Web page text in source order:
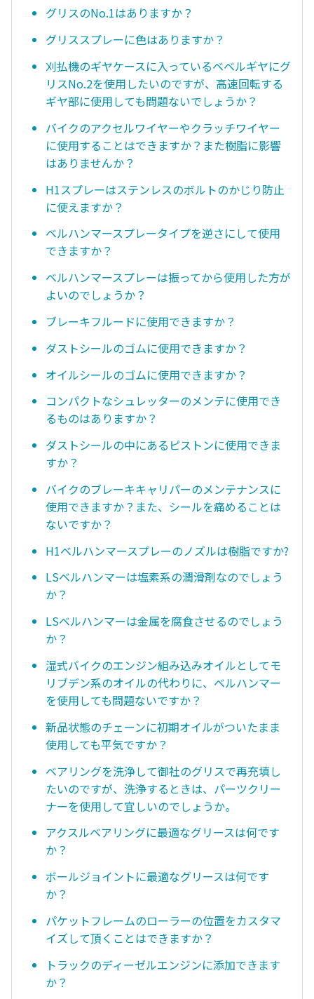
グリスのNo.1はありますか？
グリススプレーに色はありますか？
刈払機のギヤケースに入っているベベルギヤにグ
リスNo.2を使用したいのですが、高速回転する
ギヤ部に使用しても問題ないでしょうか？
バイクのアクセルワイヤーやクラッチワイヤー
に使用することはできますか？また樹脂に影響
はありませんか？
H1スプレーはステンレスのボルトのかじり防止
に使えますか？
ベルハンマースプレータイプを逆さにして使用
できますか？
ベルハンマースプレーは振ってから使用した方が
よいのでしょうか？
ブレーキフルードに使用できますか？
ダストシールのゴムに使用できますか？
オイルシールのゴムに使用できますか？
コンパクトなシュレッターのメンテに使用でき
るものはありますか？
ダストシールの中にあるピストンに使用できま
すか？
バイクのブレーキキャリパーのメンテナンスに
使用できますか？また、シールを痛めることは
ないですか？
H1ベルハンマースプレーのノズルは樹脂ですか?
LSベルハンマーは塩素系の潤滑剤なのでしょう
か？
LSベルハンマーは金属を腐食させるのでしょう
か？
湿式バイクのエンジン組み込みオイルとしてモ
リブデン系のオイルの代わりに、ベルハンマー
を使用しても問題ないですか？
新品状態のチェーンに初期オイルがついたまま
使用しても平気ですか？
ベアリングを洗浄して御社のグリスで再充填し
たいのですが、洗浄するときは、パーツクリー
ナーを使用して宜しいのでしょうか。
アクスルベアリングに最適なグリースは何です
か？
ボールジョイントに最適なグリースは何です
か？
パケットフレームのローラーの位置をカスタマ
イズして頂くことはできますか？
トラックのディーゼルエンジンに添加できます
か？